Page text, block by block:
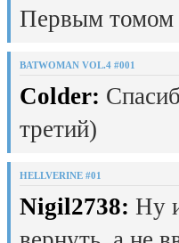
Первым томом
BATWOMAN VOL.4 #001
Colder:
третий)
HELLVERINE #01
Nigil2738: Ну